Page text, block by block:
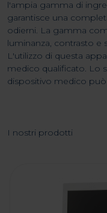
l'ampia gamma di
garantisce una
odierni. La gamma
luminanza, contrasto e
L'utilizzo di questa
medico qualificato. Lo
dispositivo medico può
I nostri prodotti